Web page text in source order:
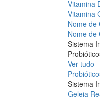
Vitamina
Vitamina
Nome de
Nome de
Sistema
Ver tudo
Sistema
Geleia